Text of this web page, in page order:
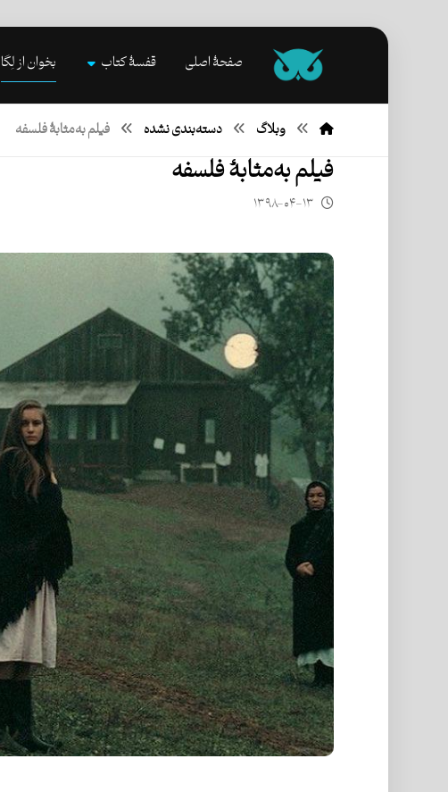
صفحۀ اصلی قفسۀ کتاب بخوان از لِگا
وبلاگ دسته‌بندی نشده فیلم به‌مثابۀ فلسفه
فیلم به‌مثابۀ فلسفه
۱۳۹۸-۰۴-۱۳